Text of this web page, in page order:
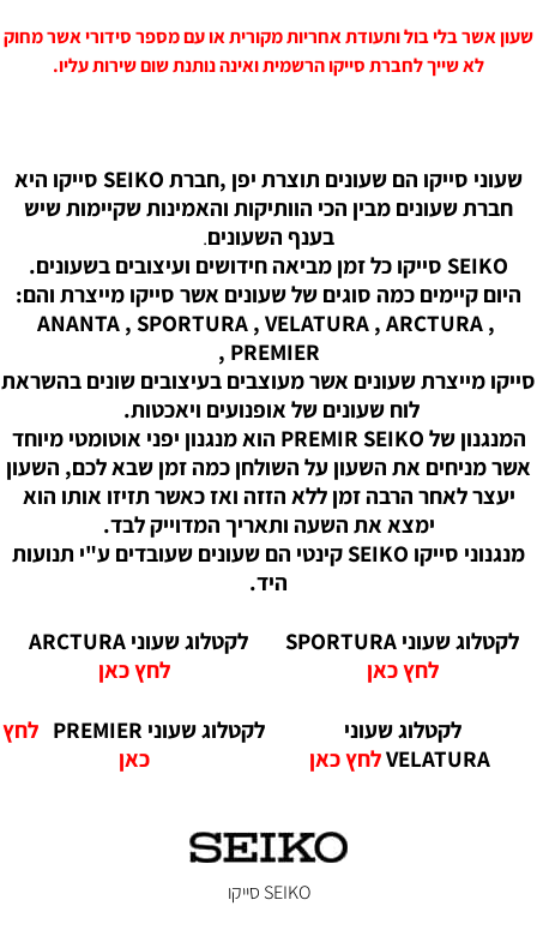
שעון אשר בלי בול ותעודת אחריות מקורית או עם מספר סידורי אשר מחוק
לא שייך לחברת סייקו הרשמית ואינה נותנת שום שירות עליו.
שעוני סייקו הם שעונים תוצרת יפן ,חברת SEIKO סייקו היא
חברת שעונים מבין הכי הוותיקות והאמינות שקיימות שיש
בענף השעונים.
SEIKO סייקו כל זמן מביאה חידושים ועיצובים בשעונים.
היום קיימים כמה סוגים של שעונים אשר סייקו מייצרת והם:
ANANTA , SPORTURA , VELATURA , ARCTURA ,
PREMIER ,
סייקו מייצרת שעונים אשר מעוצבים בעיצובים שונים בהשראת
לוח שעונים של אופנועים ויאכטות.
המנגנון של PREMIR SEIKO הוא מנגנון יפני אוטומטי מיוחד
אשר מניחים את השעון על השולחן כמה זמן שבא לכם, השעון
יעצר לאחר הרבה זמן ללא הזזה ואז כאשר תזיזו אותו הוא
ימצא את השעה ותאריך המדוייק לבד.
מנגנוני סייקו SEIKO קינטי הם שעונים שעובדים ע"י תנועות
היד.
לקטלוג שעוני SPORTURA
לחץ כאן
לקטלוג שעוני ARCTURA
לחץ כאן
לקטלוג שעוני
VELATURAלחץ כאן
לקטלוג שעוני PREMIER
לחץ
כאן
SEIKO סייקו